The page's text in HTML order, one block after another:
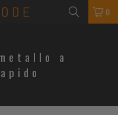
0
a